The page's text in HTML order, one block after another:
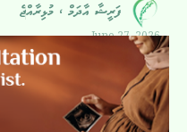
ފަރީޝާ އާދަމް ، މުޅިރާއްޖެ
June 27, 2026